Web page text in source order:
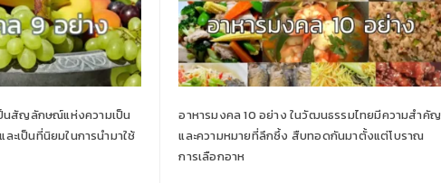
นสัญลักษณ์แห่งความเป็น
ะเป็นที่นิยมในการนำมาใช้
อาหารมงคล 10 อย่าง ในวัฒนธรรมไทยมีความสำคัญ
และความหมายที่ลึกซึ้ง สืบทอดกันมาตั้งแต่โบราณ
การเลือกอาห